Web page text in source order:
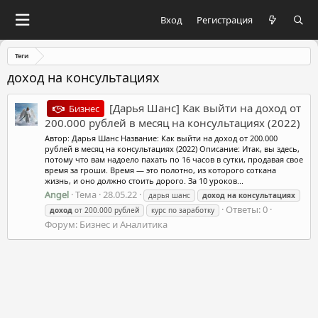
Вход Регистрация
Теги
доход на консультациях
Бизнес
[Дарья Шанс] Как выйти на доход от
200.000 рублей в месяц на консультациях (2022)
Автор: Дарья Шанс Название: Как выйти на доход от 200.000
рублей в месяц на консультациях (2022) Описание: Итак, вы здесь,
потому что вам надоело пахать по 16 часов в сутки, продавая свое
время за гроши. Время — это полотно, из которого соткана
жизнь, и оно должно стоить дорого. За 10 уроков...
Angel Тема 28.05.22 дарья шанс доход на консультациях
доход от 200.000 рублей курс по заработку
Ответы: 0
Форум: Бизнес и Аналитика